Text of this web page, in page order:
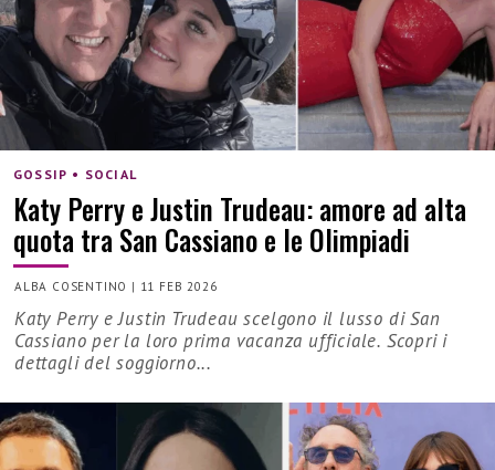
GOSSIP • SOCIAL
Katy Perry e Justin Trudeau: amore ad alta
quota tra San Cassiano e le Olimpiadi
ALBA COSENTINO | 11 FEB 2026
Katy Perry e Justin Trudeau scelgono il lusso di San
Cassiano per la loro prima vacanza ufficiale. Scopri i
dettagli del soggiorno...